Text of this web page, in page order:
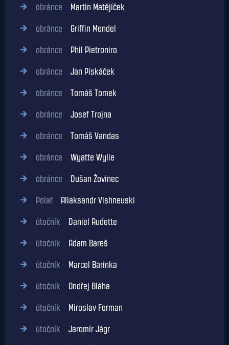
obránce Martin Matějíček
obránce Griffin Mendel
obránce Phil Pietroniro
obránce Jan Piskáček
obránce Tomáš Tomek
obránce Josef Trojna
obránce Tomáš Vandas
obránce Wyatte Wylie
obránce Dušan Žovinec
Polař Aliaksandr Vishneuski
útočník Daniel Audette
útočník Adam Bareš
útočník Marcel Barinka
útočník Ondřej Bláha
útočník Miroslav Forman
útočník Jaromír Jágr